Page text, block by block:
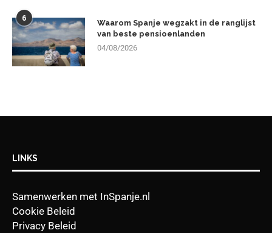
6
Waarom Spanje wegzakt in de ranglijst
van beste pensioenlanden
04/08/2026
LINKS
Samenwerken met InSpanje.nl
Cookie Beleid
Privacy Beleid